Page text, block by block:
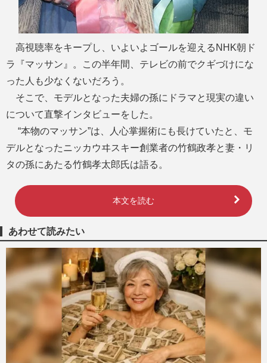
高視聴率をキープし、いよいよゴールを迎えるNHK朝ド
ラ『マッサン』。この半年間、テレビの前でクギづけにな
った人も少なくないだろう。
そこで、モデルとなった夫婦の孫にドラマと現実の違い
について直撃インタビューをした。
“本物のマッサン”は、人心掌握術にも長けていたと、モ
デルとなったニッカウヰスキー創業者の竹鶴政孝と妻・リ
タの孫にあたる竹鶴孝太郎氏は語る。
本文を読む
あわせて読みたい